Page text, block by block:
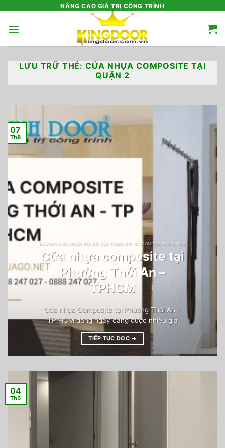
nội
NÂNG CAO GIÁ TRỊ CÔNG TRÌNH
LƯU TRỮ THẺ: CỬA NHỰA COMPOSITE TẠI
QUẬN 2
BÁO GIÁ CỬA NHỰA GIẢ GỖ CỬA NHỰA GIẢ GỖ COMPOSITE TIN TỨC
Cửa nhựa composite tại
Phường Thới An –
TPHCM
Cửa nhựa Composite tại Phường Thới An –
TP.HCM đang ngày càng được nhiều gia
TIẾP TỤC ĐỌC →
07
Th8
04
Th5